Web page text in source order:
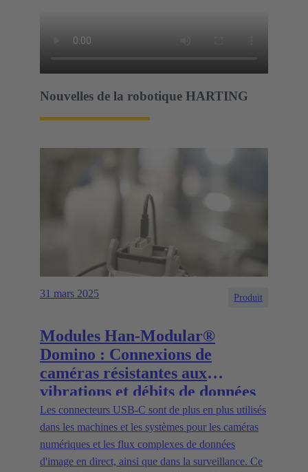
Nouvelles de la robotique HARTING
31 mars 2025 Produit
Modules Han-Modular®
Domino : Connexions de
caméras résistantes aux
vibrations et débits de données
élevés dans l'espace
d'installation le plus compact
Les connecteurs USB-C sont de plus en plus utilisés
dans les machines et les systèmes pour les caméras
numériques et les flux complexes de données
d'image en direct, ainsi que dans la surveillance. Ce